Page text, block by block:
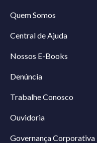
Quem Somos
Central de Ajuda
Nossos E-Books
Denúncia
Trabalhe Conosco
Ouvidoria
Governança Corporativa